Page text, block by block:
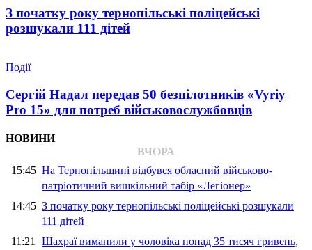
З початку року тернопільські поліцейські
розшукали 111 дітей
Події
Сергій Надал передав 50 безпілотників «Vyriy
Pro 15» для потреб військовослужбовців
НОВИНИ
ВЧОРА
15:45 На Тернопільщині відбувся обласний військово-
патріотичний вишкільний табір «Легіонер»
14:45 З початку року тернопільські поліцейські розшукали
111 дітей
11:21 Шахраї виманили у чоловіка понад 35 тисяч гривень,